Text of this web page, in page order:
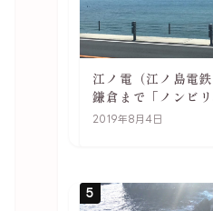
江ノ電（江ノ島電
鎌倉まで「ノンビ
や駅の様子
2019年8月4日
5